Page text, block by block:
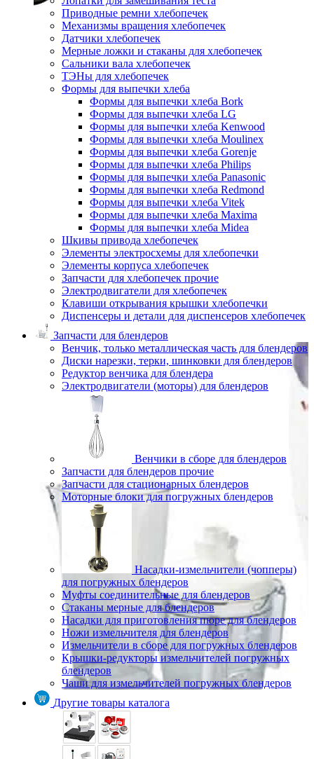
Приводные ремни хлебопечек
Механизмы вращения хлебопечек
Датчики хлебопечек
Мерные ложки и стаканы для хлебопечек
Сальники вала хлебопечек
ТЭНы для хлебопечек
Формы для выпечки хлеба
Формы для выпечки хлеба Bork
Формы для выпечки хлеба LG
Формы для выпечки хлеба Kenwood
Формы для выпечки хлеба Moulinex
Формы для выпечки хлеба Gorenje
Формы для выпечки хлеба Philips
Формы для выпечки хлеба Panasonic
Формы для выпечки хлеба Redmond
Формы для выпечки хлеба Vitek
Формы для выпечки хлеба Maxima
Формы для выпечки хлеба Midea
Шкивы привода хлебопечек
Элементы электросхемы для хлебопечки
Элементы корпуса хлебопечек
Запчасти для хлебопечек прочие
Электродвигатели для хлебопечек
Клавиши открывания крышки хлебопечки
Диспенсеры и детали для диспенсеров хлебопечек
Запчасти для блендеров
Венчик, только металлическая часть для блендеров
Диски нарезки, терки, шинковки для блендеров
Редуктор венчика для блендера
Электродвигатели (моторы) для блендеров
Венчики в сборе для блендеров
Запчасти для блендеров прочие
Запчасти для стационарных блендеров
Моторные блоки для погружных блендеров
Насадки-измельчители (чопперы)
для погружных блендеров
Муфты соединительные для блендеров
Стаканы мерные для блендеров
Насадки для приготовления пюре для блендеров
Ножи измельчителя для блендеров
Измельчители в сборе для погружных блендеров
Крышки-редукторы измельчителей погружных
блендеров
Чаши для измельчителей погружных блендеров
Другие товары каталога